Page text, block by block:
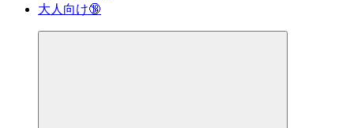
大人向け🔞